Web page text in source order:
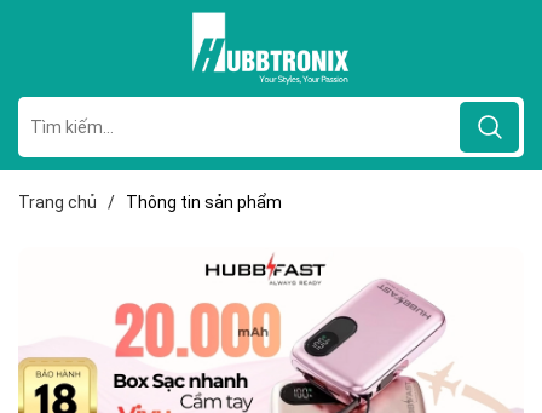
Trang chủ / Thông tin sản phẩm